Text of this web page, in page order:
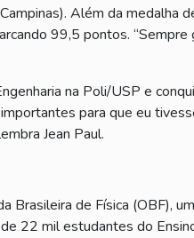
Além da medalha
99,5 pontos.
na Poli/USP e
para que eu
Jean Paul.
de Física (OBF),
22 mil estudantes do